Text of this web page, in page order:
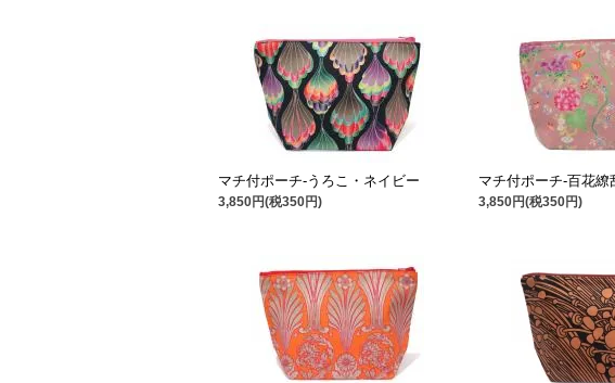
マチ付ポーチ-うろこ・ネイビー
3,850円(税350円)
マチ付ポーチ-百花繚
3,850円(税350円)